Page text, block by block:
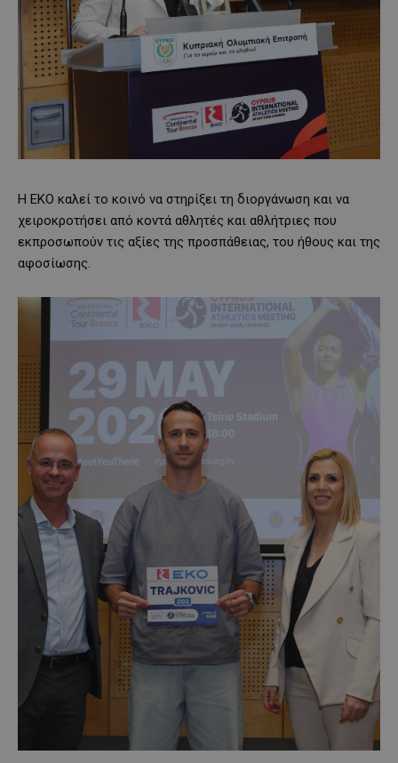
Η ΕΚΟ καλεί το κοινό να στηρίξει τη διοργάνωση και να
χειροκροτήσει από κοντά αθλητές και αθλήτριες που
εκπροσωπούν τις αξίες της προσπάθειας, του ήθους και της
αφοσίωσης.